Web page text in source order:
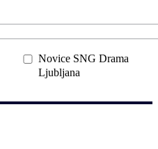
Novice SNG Drama
Ljubljana